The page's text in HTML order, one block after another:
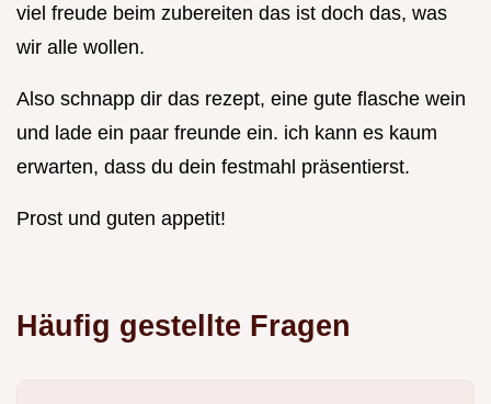
viel freude beim zubereiten das ist doch das, was
wir alle wollen.
Also schnapp dir das rezept, eine gute flasche wein
und lade ein paar freunde ein. ich kann es kaum
erwarten, dass du dein festmahl präsentierst.
Prost und guten appetit!
Häufig gestellte Fragen